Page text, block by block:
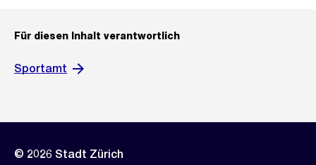
Für diesen Inhalt verantwortlich
Sportamt
© 2026 Stadt Zürich